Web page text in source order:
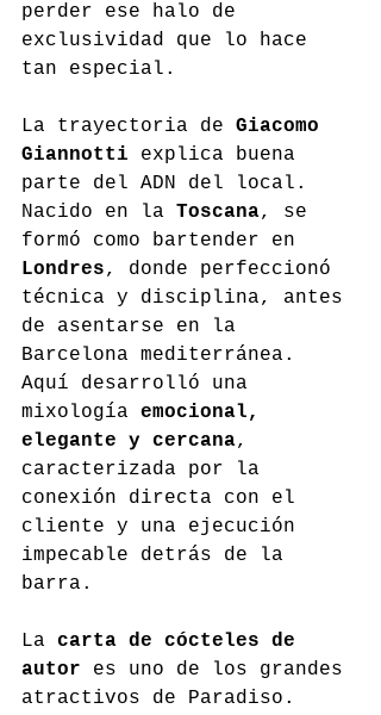
perder ese halo de
exclusividad que lo hace
tan especial.
La trayectoria de Giacomo
Giannotti explica buena
parte del ADN del local.
Nacido en la Toscana, se
formó como bartender en
Londres, donde perfeccionó
técnica y disciplina, antes
de asentarse en la
Barcelona mediterránea.
Aquí desarrolló una
mixología emocional,
elegante y cercana,
caracterizada por la
conexión directa con el
cliente y una ejecución
impecable detrás de la
barra.
La carta de cócteles de
autor es uno de los grandes
atractivos de Paradiso.